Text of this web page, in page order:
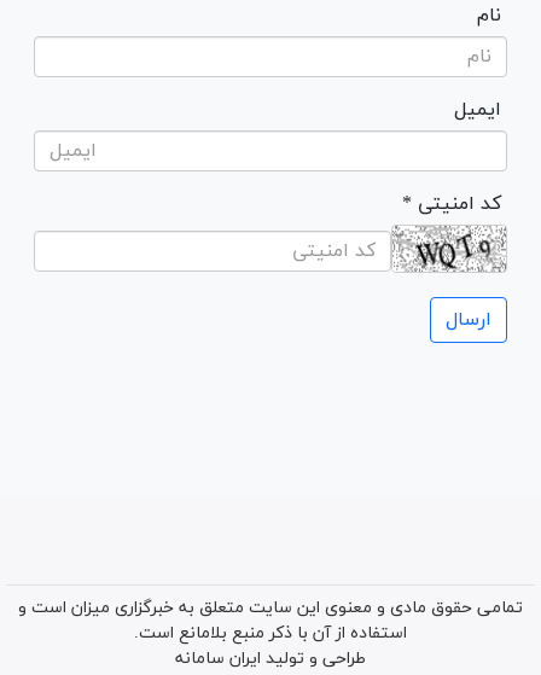
نام
ایمیل
* کد امنیتی
تمامی حقوق مادی و معنوی این سایت متعلق به خبرگزاری میزان است و
استفاده از آن با ذکر منبع بلامانع است.
طراحی و تولید ایران سامانه